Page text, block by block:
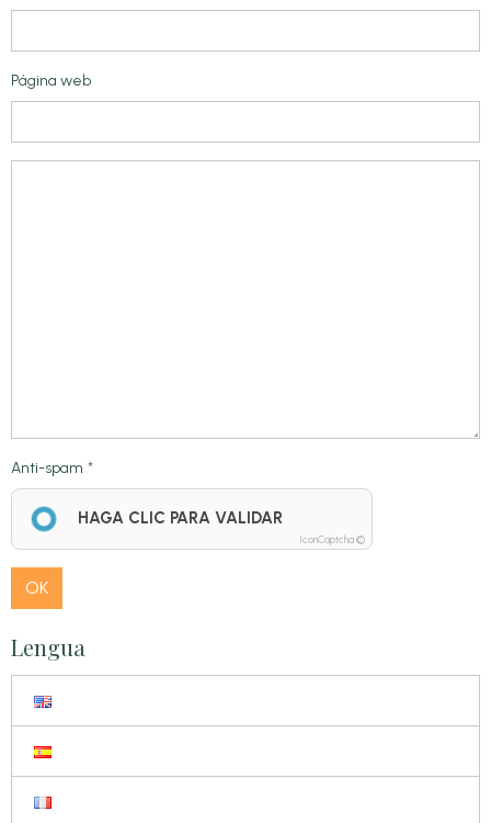
Página web
Anti-spam
HAGA CLIC PARA VALIDAR
IconCaptcha ©
OK
Lengua